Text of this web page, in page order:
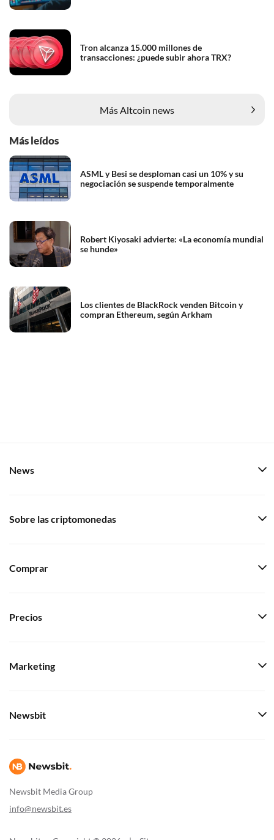
Tron alcanza 15.000 millones de
transacciones: ¿puede subir ahora TRX?
Más Altcoin news
Más leídos
ASML y Besi se desploman casi un 10% y su
negociación se suspende temporalmente
Robert Kiyosaki advierte: «La economía mundial
se hunde»
Los clientes de BlackRock venden Bitcoin y
compran Ethereum, según Arkham
Newsbit Media Group
info@newsbit.es
News
Sobre las criptomonedas
Comprar
Precios
Marketing
Newsbit